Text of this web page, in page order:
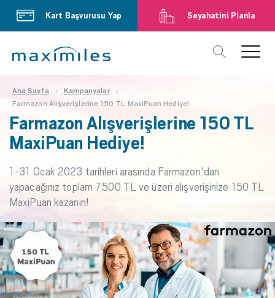
Kart Başvurusu Yap Seyahatini Planla
Ana Sayfa
Kampanyalar
Farmazon Alışverişlerine 150 TL MaxiPuan Hediye!
Farmazon Alışverişlerine 150 TL
MaxiPuan Hediye!
1-31 Ocak 2023 tarihleri arasında Farmazon'dan
yapacağınız toplam 7.500 TL ve üzeri alışverişinize 150 TL
MaxiPuan kazanın!